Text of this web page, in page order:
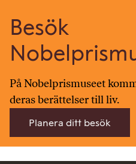
Besök
På Nobelprismuseet
deras berättelser till liv.
Planera ditt besök